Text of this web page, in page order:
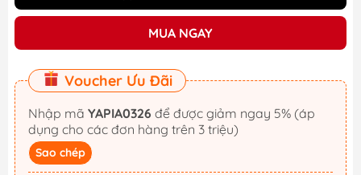
MUA NGAY
Voucher Ưu Đãi
Nhập mã YAPIA0326
dụng cho các đơn hàng trên 3 triệu)
Sao chép